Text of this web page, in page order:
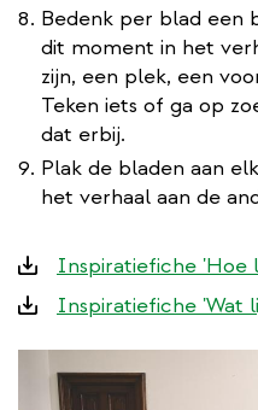
Bedenk per blad een
dit moment in het
zijn, een plek, een
Teken iets of ga op
dat erbij.
Plak de bladen aan
het verhaal aan de
Downloads
Inspiratiefiche 'Hoe
Inspiratiefiche 'Wat